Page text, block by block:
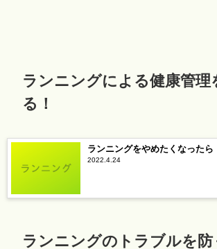
ランニングによる健康管理
る！
ランニングをやめたくなったら
2022.4.24
ランニングのトラブルを防